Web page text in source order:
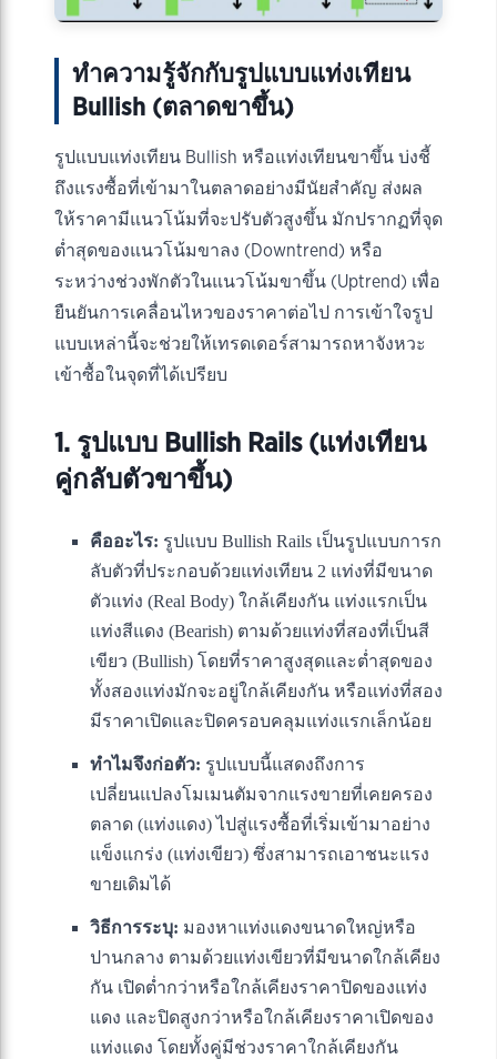
ทำความรู้จักกับรูปแบบแท่งเทียน
Bullish (ตลาดขาขึ้น)
รูปแบบแท่งเทียน Bullish หรือแท่งเทียนขาขึ้น บ่งชี้
ถึงแรงซื้อที่เข้ามาในตลาดอย่างมีนัยสำคัญ ส่งผล
ให้ราคามีแนวโน้มที่จะปรับตัวสูงขึ้น มักปรากฏที่จุด
ต่ำสุดของแนวโน้มขาลง (Downtrend) หรือ
ระหว่างช่วงพักตัวในแนวโน้มขาขึ้น (Uptrend) เพื่อ
ยืนยันการเคลื่อนไหวของราคาต่อไป การเข้าใจรูป
แบบเหล่านี้จะช่วยให้เทรดเดอร์สามารถหาจังหวะ
เข้าซื้อในจุดที่ได้เปรียบ
1. รูปแบบ Bullish Rails (แท่งเทียน
คู่กลับตัวขาขึ้น)
คืออะไร: รูปแบบ Bullish Rails เป็นรูปแบบการก
ลับตัวที่ประกอบด้วยแท่งเทียน 2 แท่งที่มีขนาด
ตัวแท่ง (Real Body) ใกล้เคียงกัน แท่งแรกเป็น
แท่งสีแดง (Bearish) ตามด้วยแท่งที่สองที่เป็นสี
เขียว (Bullish) โดยที่ราคาสูงสุดและต่ำสุดของ
ทั้งสองแท่งมักจะอยู่ใกล้เคียงกัน หรือแท่งที่สอง
มีราคาเปิดและปิดครอบคลุมแท่งแรกเล็กน้อย
ทำไมจึงก่อตัว: รูปแบบนี้แสดงถึงการ
เปลี่ยนแปลงโมเมนตัมจากแรงขายที่เคยครอง
ตลาด (แท่งแดง) ไปสู่แรงซื้อที่เริ่มเข้ามาอย่าง
แข็งแกร่ง (แท่งเขียว) ซึ่งสามารถเอาชนะแรง
ขายเดิมได้
วิธีการระบุ: มองหาแท่งแดงขนาดใหญ่หรือ
ปานกลาง ตามด้วยแท่งเขียวที่มีขนาดใกล้เคียง
กัน เปิดต่ำกว่าหรือใกล้เคียงราคาปิดของแท่ง
แดง และปิดสูงกว่าหรือใกล้เคียงราคาเปิดของ
แท่งแดง โดยทั้งคู่มีช่วงราคาใกล้เคียงกัน